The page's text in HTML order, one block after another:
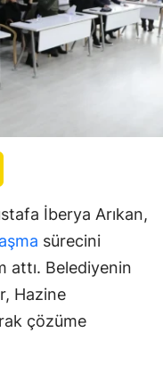
İberya Arıkan,
sürecini
attı. Belediyenin
Hazine
çözüme